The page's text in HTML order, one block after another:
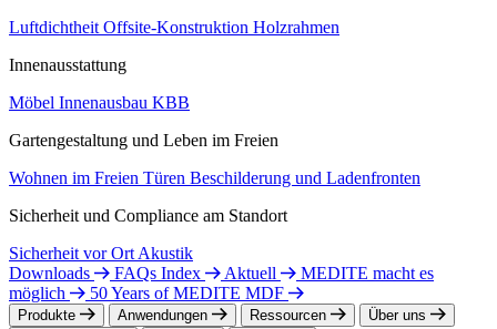
Luftdichtheit Offsite-Konstruktion Holzrahmen
Innenausstattung
Möbel Innenausbau KBB
Gartengestaltung und Leben im Freien
Wohnen im Freien Türen Beschilderung und Ladenfronten
Sicherheit und Compliance am Standort
Sicherheit vor Ort Akustik
Downloads
FAQs Index Aktuell
MEDITE macht es
möglich
50 Years of MEDITE MDF
Produkte Anwendungen Ressourcen
Über uns